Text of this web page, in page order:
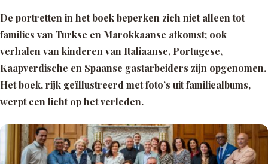
De portretten in het boek beperken zich niet alleen tot
families van Turkse en Marokkaanse afkomst; ook
verhalen van kinderen van Italiaanse, Portugese,
Kaapverdische en Spaanse gastarbeiders zijn opgenomen.
Het boek, rijk geïllustreerd met foto’s uit familiealbums,
werpt een licht op het verleden.